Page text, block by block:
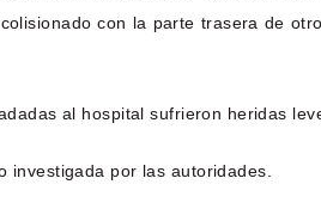
con la parte trasera de
al hospital sufrieron heridas
investigada por las autoridades.